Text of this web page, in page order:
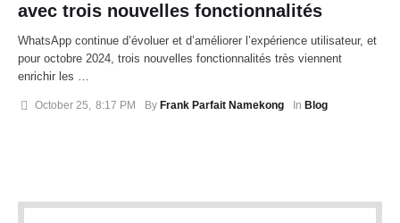
avec trois nouvelles fonctionnalités
WhatsApp continue d’évoluer et d’améliorer l’expérience utilisateur, et
pour octobre 2024, trois nouvelles fonctionnalités très viennent
enrichir les …
October 25, 8:17 PM By Frank Parfait Namekong In Blog